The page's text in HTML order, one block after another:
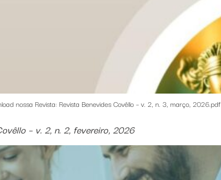
nossa Revista: Revista Benevides Covêllo – v. 2, n. 3, março, 2026.pdf
– v. 2, n. 2, fevereiro, 2026